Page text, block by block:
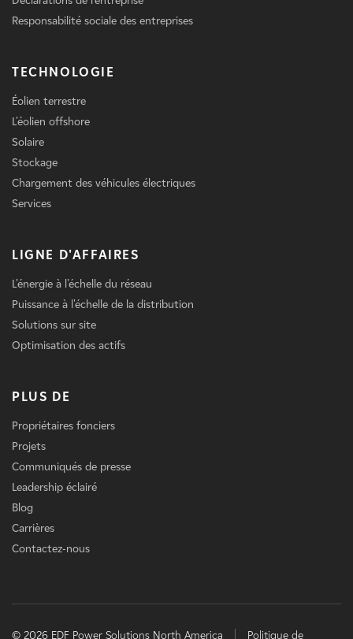
Responsabilité sociale des entreprises
TECHNOLOGIE
Éolien terrestre
L'éolien offshore
Solaire
Stockage
Chargement des véhicules électriques
Services
LIGNE D'AFFAIRES
L'énergie à l'échelle du réseau
Puissance à l'échelle de la distribution
Solutions sur site
Optimisation des actifs
PLUS DE
Propriétaires fonciers
Projets
Communiqués de presse
Leadership éclairé
Blog
Carrières
Contactez-nous
© 2026 EDF Power Solutions North America Politique de